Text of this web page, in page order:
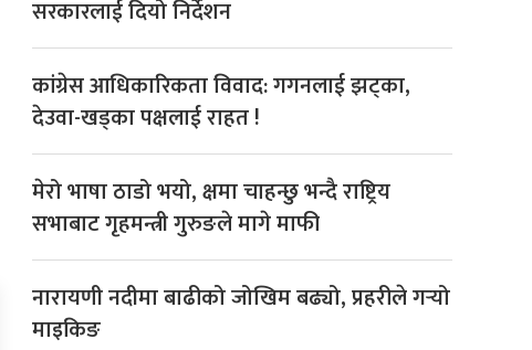
सरकारलाई दियो निर्देशन
कांग्रेस आधिकारिकता विवाद: गगनलाई झट्का,
देउवा-खड्का पक्षलाई राहत !
मेरो भाषा ठाडो भयो, क्षमा चाहन्छु भन्दै राष्ट्रिय
सभाबाट गृहमन्त्री गुरुङले मागे माफी
नारायणी नदीमा बाढीको जोखिम बढ्यो, प्रहरीले गर्‍यो
माइकिङ